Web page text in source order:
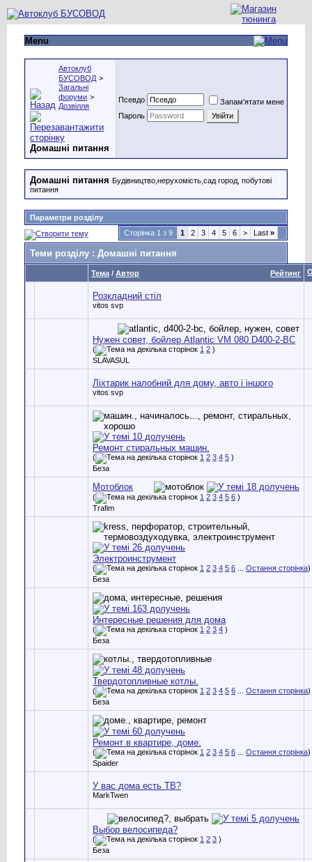
Menu
Автоклуб
БУСОВОД >
Загальні
форуми >
Дозвілля
Домашні питання
Псевдо
Запам'ятати мене
Пароль
Домашні питання Будівництво,нерухомість,сад город, побутові
питання
Параметри розділу
Сторінка 1 з 9
1 2 3 4 5 6 > Last »
Теми розділу : Домашні питання
Рейтинг
Тема / Автор
Розкладний стіл
vitos svp
Нужен совет, бойлер Atlantic VM 080 D400-2-BC
( 1 2 )
SLAVASUL
Ліхтарик налобний для дому, авто і іншого
vitos svp
Ремонт стиральных машин.
( 1 2 3 4 5 )
Беза
Мотоблок
( 1 2 3 4 5 6 )
Trafim
Электроинструмент
( 1 2 3 4 5 6 Остання сторінка)
Беза
Интересные решения для дома
( 1 2 3 4 )
Беза
Твердотопливные котлы.
( 1 2 3 4 5 6 Остання сторінка)
Беза
Ремонт в квартире, доме.
( 1 2 3 4 5 6 Остання сторінка)
Spaider
У вас дома есть ТВ?
MarkTwen
Выбор велосипеда?
( 1 2 3 )
Беза